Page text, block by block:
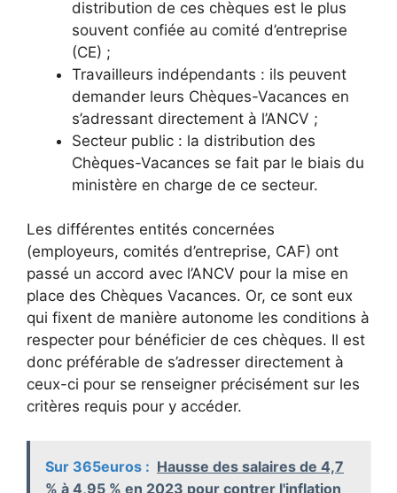
distribution de ces chèques est le plus
souvent confiée au comité d’entreprise
(CE) ;
Travailleurs indépendants : ils peuvent
demander leurs Chèques-Vacances en
s’adressant directement à l’ANCV ;
Secteur public : la distribution des
Chèques-Vacances se fait par le biais du
ministère en charge de ce secteur.
Les différentes entités concernées
(employeurs, comités d’entreprise, CAF) ont
passé un accord avec l’ANCV pour la mise en
place des Chèques Vacances. Or, ce sont eux
qui fixent de manière autonome les conditions à
respecter pour bénéficier de ces chèques. Il est
donc préférable de s’adresser directement à
ceux-ci pour se renseigner précisément sur les
critères requis pour y accéder.
Sur 365euros : Hausse des salaires de 4,7
% à 4,95 % en 2023 pour contrer l'inflation